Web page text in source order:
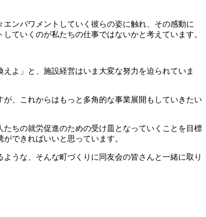
ンパワメントしていく彼らの姿に触れ、その感動に
ていくのが私たちの仕事ではないかと考えています。
よ」と、施設経営はいま大変な努力を迫られていま
、これからはもっと多角的な事業展開もしていきたい
ちの就労促進のための受け皿となっていくことを目標
できればいいと思っています。
うな、そんな町づくりに同友会の皆さんと一緒に取り